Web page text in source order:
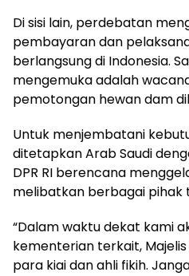
Di sisi lain, perdebatan
pembayaran dan
berlangsung di Indonesia.
mengemuka adalah
pemotongan hewan dam
Untuk menjembatani
ditetapkan Arab Saudi
DPR RI berencana
melibatkan berbagai pihak
“Dalam waktu dekat kami
kementerian terkait,
para kiai dan ahli fikih.